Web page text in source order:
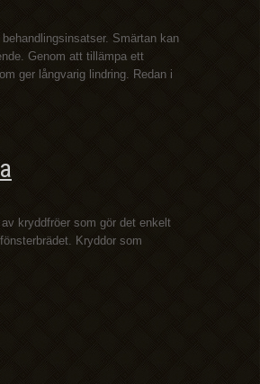
Smärtan kan
Genom att tillämpa ett
ger långvarig lindring. Redan i
kryddfröer som gör det enkelt
Kryddor som